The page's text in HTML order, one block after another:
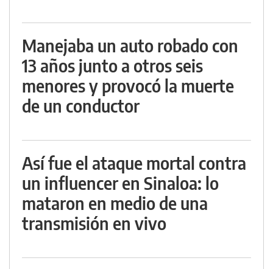
Manejaba un auto robado con
13 años junto a otros seis
menores y provocó la muerte
de un conductor
Así fue el ataque mortal contra
un influencer en Sinaloa: lo
mataron en medio de una
transmisión en vivo